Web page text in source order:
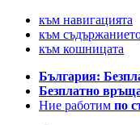
към навигацията
към
към кошницата
България:
Безплатно
Ние работим по